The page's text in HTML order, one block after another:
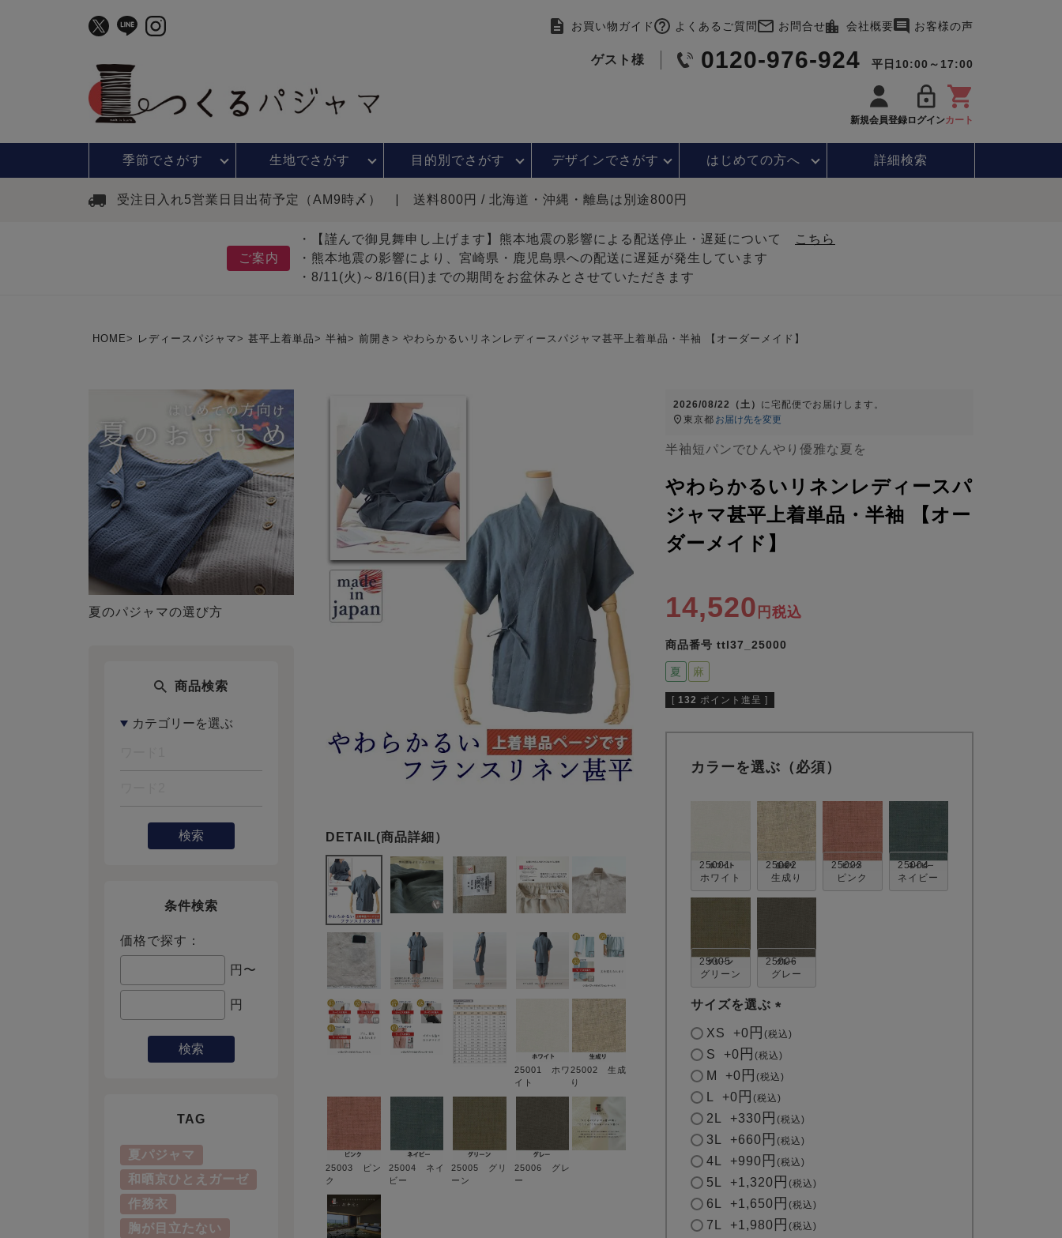
お買い物ガイド よくあるご質問 お問合せ 会社概要 お客様の声
ゲスト様 0120-976-924 平日10:00～17:00
新規会員登録ログインカート
季節でさがす 生地でさがす 目的別でさがす デザインでさがす はじめての方へ 詳細検索
受注日入れ5営業日目出荷予定（AM9時〆） 送料800円 / 北海道・沖縄・離島は別途800円
ご案内
・【謹んで御見舞申し上げます】熊本地震の影響による配送停止・遅延について
こちら
・熊本地震の影響により、宮崎県・鹿児島県への配送に遅延が発生しています
・8/11(火)～8/16(日)までの期間をお盆休みとさせていただきます
HOME レディースパジャマ 甚平上着単品 半袖 前開き やわらかるいリネンレディースパジャマ甚平上着単品・半袖 【オーダーメイド】
夏のパジャマの選び方
商品検索
検索
条件検索
価格で探す：
円〜
円
検索
TAG
夏パジャマ
和晒京ひとえガーゼ
作務衣
胸が目立たない
25001 ホワ
イト
25002 生成
り
25003 ピン
ク
25004 ネイ
ビー
25005 グリ
ーン
25006 グレ
ー
2026/08/22（土） に宅配便 でお届けします。
東京都 お届け先を変更
半袖短パンでひんやり優雅な夏を
やわらかるいリネンレディースパ
ジャマ甚平上着単品・半袖 【オー
ダーメイド】
14,520 税込
商品番号 ttl37_25000
夏 麻
[ 132 ポイント進呈 ]
カラーを選ぶ（必須）
25001
ホワイト
25002
生成り
25003
ピンク
25004
ネイビー
25005
グリーン
25006
グレー
サイズを選ぶ
(
)
XS +0 税込
S +0 税込
M +0 税込
+0 税込
2L +330 税込
3L +660 税込
4L +990 税込
5L +1,320 税込
6L +1,650 税込
7L +1,980 税込